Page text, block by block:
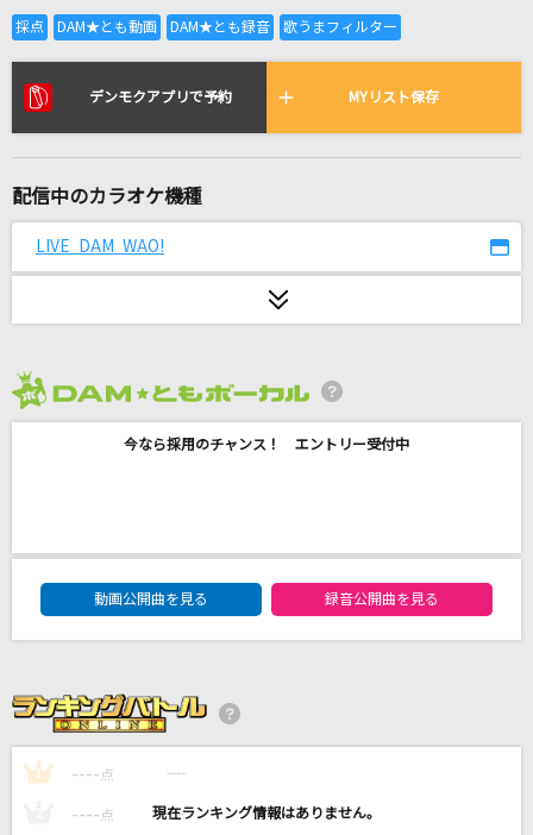
全国りれき
リアルタイムで歌われている曲の一覧
[生音]ツキミソウ
群像夏
プラトー
TRUE
[生音]変幻自在のマジカルスター(Animelo Sum
mer Live 2014-ONENESS-Ver.)
デンモクアプリで予約 MYリスト保存
配信中のカラオケ機種
LIVE DAM WAO!
今なら採用のチャンス！ エントリー受付中
DAM★ともボーカルエントリーランキング
動画公開曲を見る
録音公開曲を見る
1 ---- 点 ----
---- 点 ----